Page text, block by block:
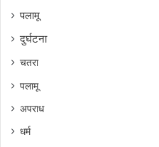
पलामू
दुर्घटना
चतरा
पलामू
अपराध
धर्म